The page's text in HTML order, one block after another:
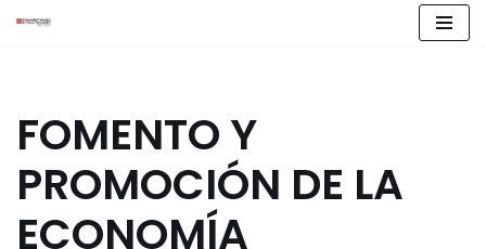
FOMENTO Y
PROMOCIÓN DE LA
ECONOMÍA